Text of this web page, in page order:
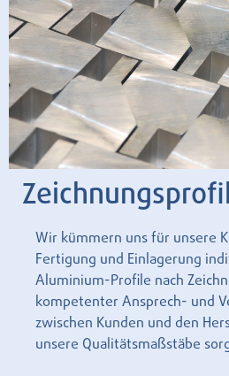
Wir kümmern uns für unsere
Fertigung und Einlagerung
Aluminium-Profile nach
kompetenter Ansprech- und
zwischen Kunden und den
unsere Qualitätsmaßstäbe